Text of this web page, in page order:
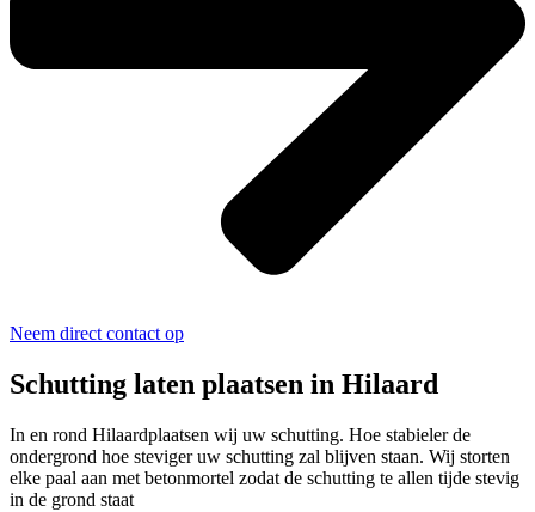
Neem direct contact op
Schutting laten plaatsen in Hilaard
In en rond Hilaardplaatsen wij uw schutting. Hoe stabieler de
ondergrond hoe steviger uw schutting zal blijven staan. Wij storten
elke paal aan met betonmortel zodat de schutting te allen tijde stevig
in de grond staat